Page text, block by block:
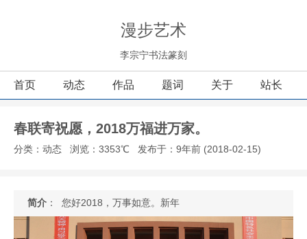
漫步艺术
李宗宁书法篆刻
首页 动态 作品 题词 关于 站长
春联寄祝愿，2018万福进万家。
分类：动态 浏览：3353℃ 发布于：9年前 (2018-02-15)
简介 ： 您好2018，万事如意。新年